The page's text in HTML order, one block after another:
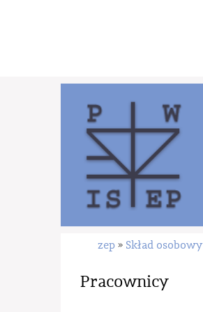
zep » Skład osobowy
Pracownicy